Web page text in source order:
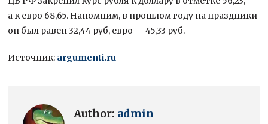
а к евро 68,65. Напомним, в прошлом году на праздники
он был равен 32,44 руб, евро — 45,33 руб.
Источник: argumenti.ru
Author: admin